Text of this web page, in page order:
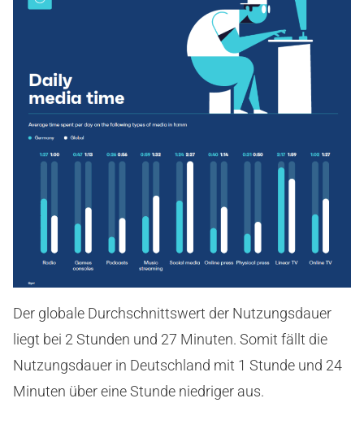
Der globale Durchschnittswert der Nutzungsdauer
liegt bei 2 Stunden und 27 Minuten. Somit fällt die
Nutzungsdauer in Deutschland mit 1 Stunde und 24
Minuten über eine Stunde niedriger aus.